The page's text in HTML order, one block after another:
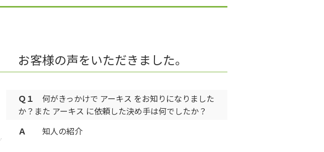
お客様の声をいただきました。
Ｑ１
何がきっかけで アーキス をお知りになりました
か？また アーキス に依頼した決め手は何でしたか？
Ａ 知人の紹介